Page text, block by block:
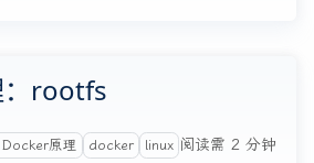
rootfs
原理 docker linux 阅读需 2 分钟